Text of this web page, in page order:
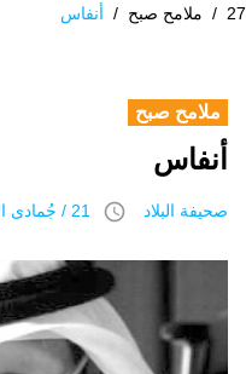
27
/ ملامح صبح / أنفاس
ملامح صبح
أنفاس
صحيفة البلاد access_time 21 / جُمادى اﻷولى / 1440 هـ 27 يناير 2019